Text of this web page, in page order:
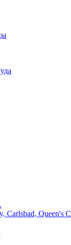
Carlsbad, Queen's